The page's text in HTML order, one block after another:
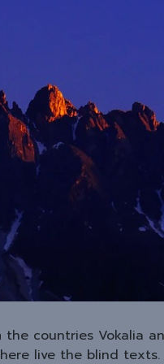
countries Vokalia
live the blind texts.